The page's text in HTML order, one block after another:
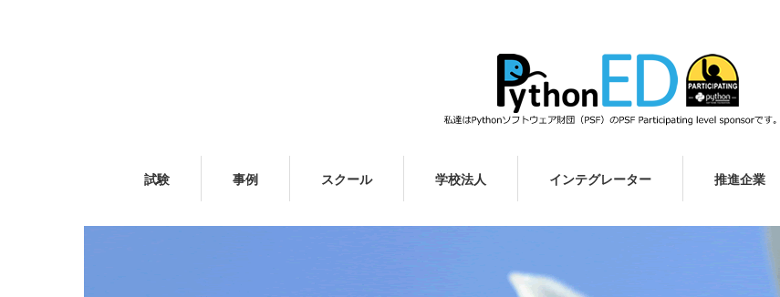
試験 事例 スクール 学校法人 インテグレーター 推進企業